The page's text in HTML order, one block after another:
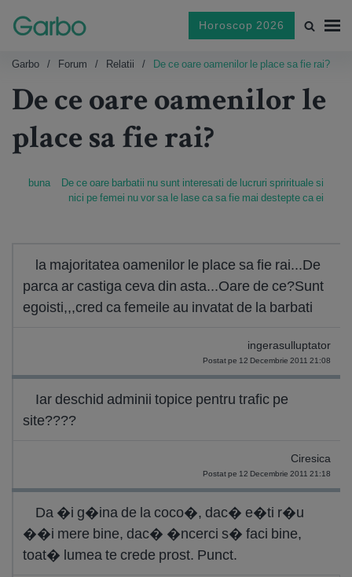
Horoscop 2026
Garbo Forum Relatii De ce oare oamenilor le place sa fie rai?
De ce oare oamenilor le
place sa fie rai?
buna
De ce oare barbatii nu sunt interesati de lucruri sprirituale si
nici pe femei nu vor sa le lase ca sa fie mai destepte ca ei
la majoritatea oamenilor le place sa fie rai...De
parca ar castiga ceva din asta...Oare de ce?Sunt
egoisti,,,cred ca femeile au invatat de la barbati
ingerasulluptator
Postat pe 12 Decembrie 2011 21:08
Iar deschid adminii topice pentru trafic pe
site????
Ciresica
Postat pe 12 Decembrie 2011 21:18
Da �i g�ina de la coco�, dac� e�ti r�u
��i mere bine, dac� �ncerci s� faci bine,
toat� lumea te crede prost. Punct.